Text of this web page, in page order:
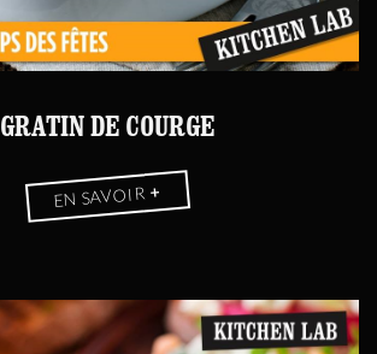
GRATIN DE COURGE
EN SAVOIR+